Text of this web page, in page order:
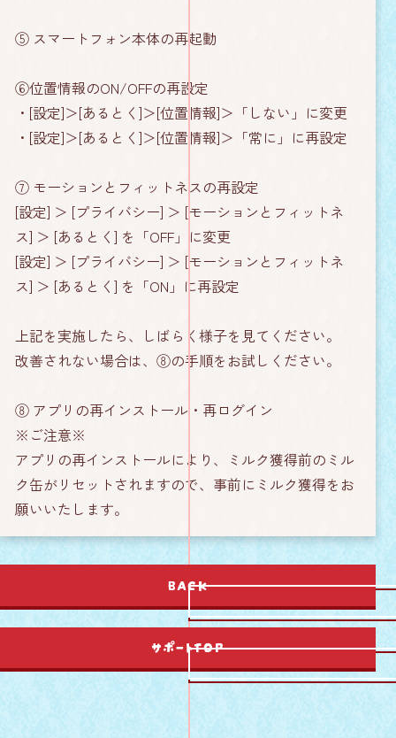
⑤ スマートフォン本体の再起動
⑥位置情報のON/OFFの再設定
・[設定]＞[あるとく]＞[位置情報]＞「しない」に変更
・[設定]＞[あるとく]＞[位置情報]＞「常に」に再設定
⑦ モーションとフィットネスの再設定
[設定] ＞ [プライバシー] ＞ [モーションとフィットネ
ス] ＞ [あるとく] を「OFF」に変更
[設定] ＞ [プライバシー] ＞ [モーションとフィットネ
ス] ＞ [あるとく] を「ON」に再設定
上記を実施したら、しばらく様子を見てください。
改善されない場合は、⑧の手順をお試しください。
⑧ アプリの再インストール・再ログイン
※ご注意※
アプリの再インストールにより、ミルク獲得前のミル
ク缶がリセットされますので、事前にミルク獲得をお
願いいたします。
BACK
サポートTOP